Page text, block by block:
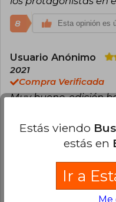
8 Esta opinión es
Usuario Anónimo
2021
Compra Verificada
Muy bueno, edición
Cargar más
¿Leíste este libro?
agregar tu propia
Estás viendo
estás en
Ir a